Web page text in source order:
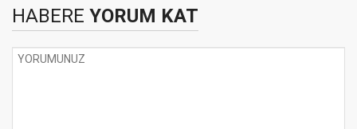
HABERE YORUM KAT